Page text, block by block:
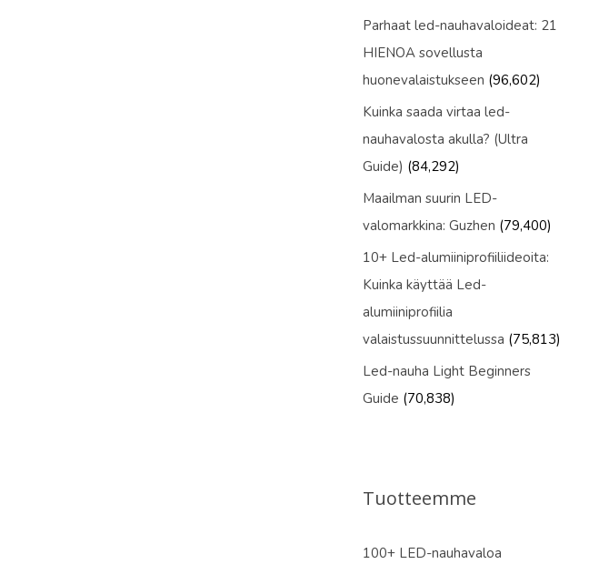
Parhaat led-nauhavaloideat: 21
HIENOA sovellusta
huonevalaistukseen (96,602)
Kuinka saada virtaa led-
nauhavalosta akulla? (Ultra
Guide) (84,292)
Maailman suurin LED-
valomarkkina: Guzhen (79,400)
10+ Led-alumiiniprofiiliideoita:
Kuinka käyttää Led-
alumiiniprofiilia
valaistussuunnittelussa (75,813)
Led-nauha Light Beginners
Guide (70,838)
Tuotteemme
100+ LED-nauhavaloa